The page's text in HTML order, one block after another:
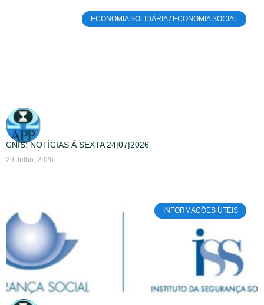
ECONOMIA SOLIDÁRIA / ECONOMIA SOCIAL
CNIS: NOTÍCIAS À SEXTA 24|07|2026
29 Julho, 2026
INFORMAÇÕES ÚTEIS